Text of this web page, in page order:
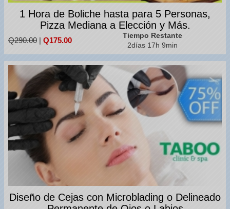
1 Hora de Boliche hasta para 5 Personas,
Pizza Mediana a Elección y Más.
Q290.00 | Q175.00
Tiempo Restante
2días 17h 9min
Diseño de Cejas con Microblading o Delineado